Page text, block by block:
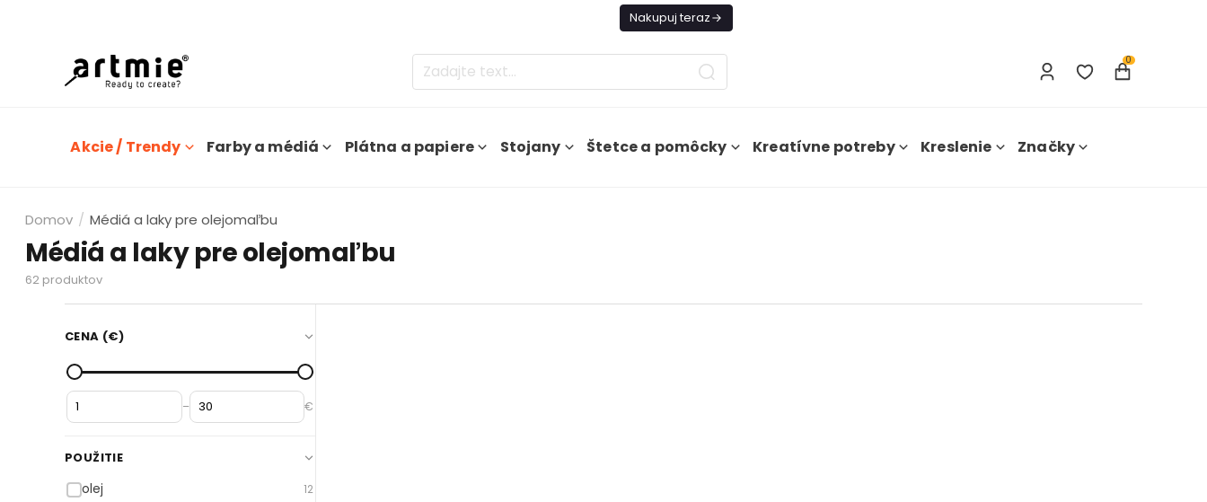
Nakupuj teraz
0
Akcie / Trendy Farby a médiá Plátna a papiere Stojany Štetce a pomôcky Kreatívne potreby Kreslenie Značky
Domov / Médiá a laky pre olejomaľbu
Médiá a laky pre olejomaľbu
62 produktov